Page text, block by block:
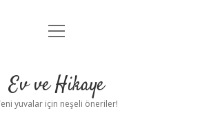
Anasayfa
Yasal Uyarı
menüyü
Ev ve Hikaye
yuvalar için neşeli öneriler!